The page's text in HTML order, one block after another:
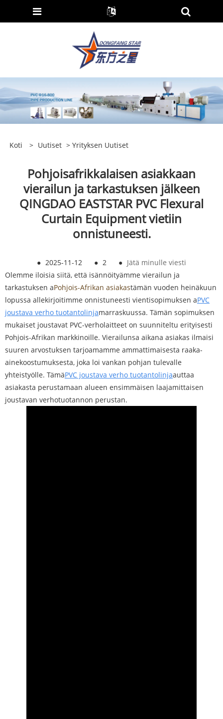
Koti > Uutiset > Yrityksen Uutiset
Pohjoisafrikkalaisen asiakkaan
vierailun ja tarkastuksen jälkeen
QINGDAO EASTSTAR PVC Flexural
Curtain Equipment vietiin
onnistuneesti.
● 2025-11-12 ● 2 ● Jätä minulle viesti
Olemme iloisia siitä, että isännöityämme vierailun ja
tarkastuksen aPohjois-Afrikan asiakastämän vuoden heinäkuun
lopussa allekirjoitimme onnistuneesti vientisopimuksen aPVC
joustava verho tuotantolinjamarraskuussa. Tämän sopimuksen
mukaiset joustavat PVC-verholaitteet on suunniteltu erityisesti
Pohjois-Afrikan markkinoille. Vierailunsa aikana asiakas ilmaisi
suuren arvostuksen tarjoamamme ammattimaisesta raaka-
ainekoostumuksesta, joka loi vankan pohjan tulevalle
yhteistyölle. TämäPVC joustava verho tuotantolinjaauttaa
asiakasta perustamaan alueen ensimmäisen laajamittaisen
joustavan verhotuotannon perustan.